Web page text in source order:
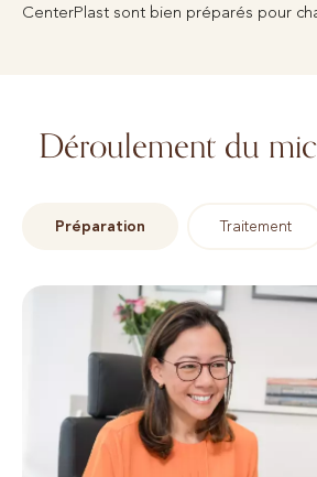
CenterPlast sont bien préparés pour
Déroulement du
Préparation Traitement